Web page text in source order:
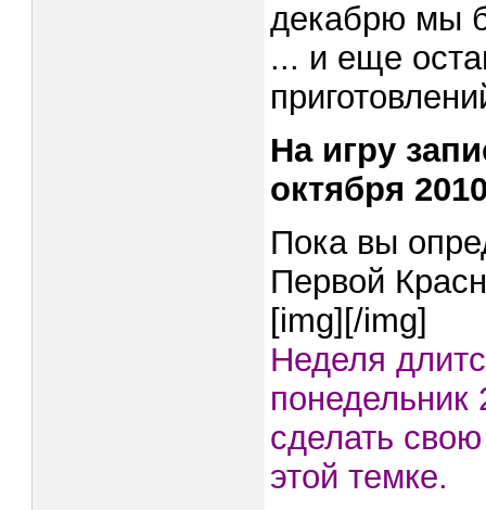
декабрю мы
... и еще
На игру
октября
Пока вы
Первой
[img] [/img]
Неделя
сделать
этой темке.